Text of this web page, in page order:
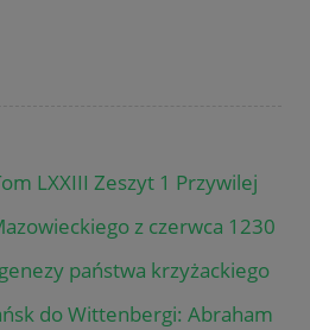
LXXIII Zeszyt 1 Przywilej
z czerwca 1230
państwa krzyżackiego
do Wittenbergi: Abraham